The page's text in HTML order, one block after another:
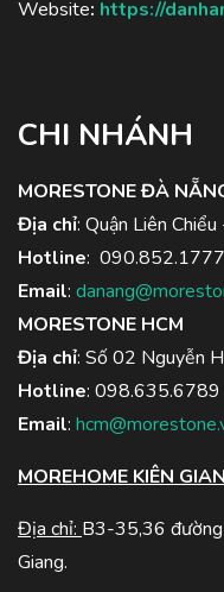
Website: https://
CHI NHÁNH
MORESTONE ĐÀ
Địa chỉ: Quận Liên
Hotline: 090.852.1777
Email:
MORESTONE HCM
Địa chỉ: Số 02 Nguyễn
Hotline: 098.635.6789
Email:
MOREHOME KIÊN
Địa chỉ: B3-35,36 đường
Giang.